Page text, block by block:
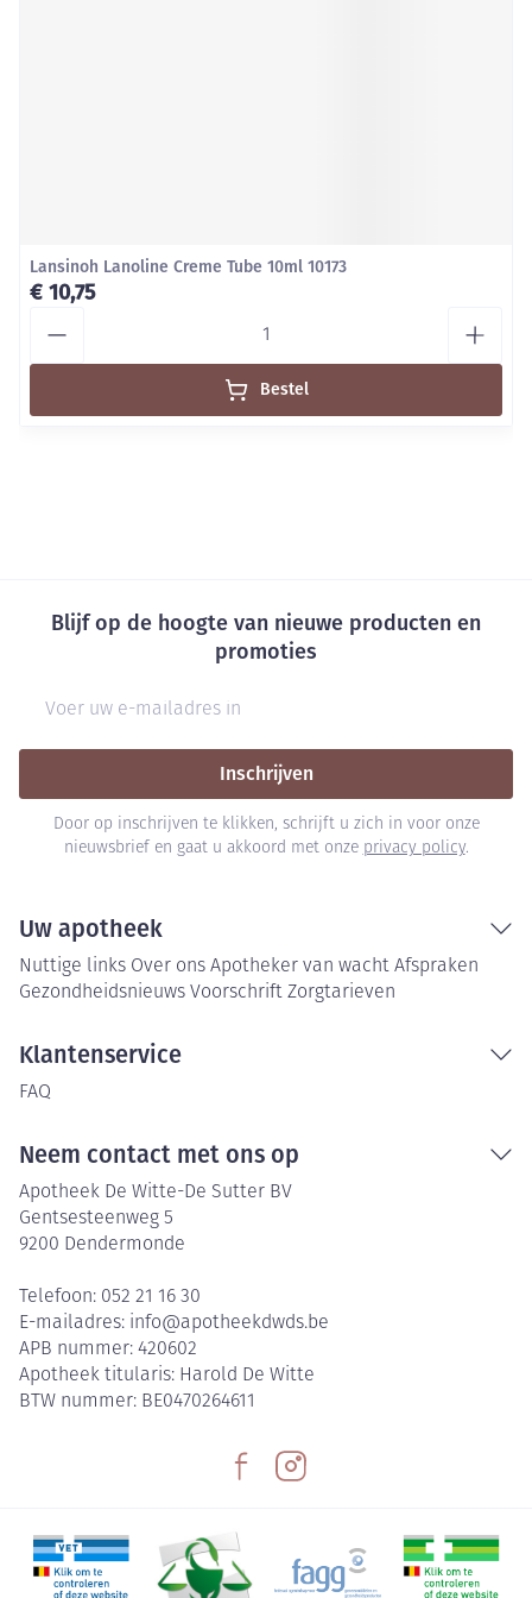
Lansinoh Lanoline Creme Tube 10ml 10173
€ 10,75
Bestel
Blijf op de hoogte van nieuwe producten en
promoties
Inschrijven
Door op inschrijven te klikken, schrijft u zich in voor onze
nieuwsbrief en gaat u akkoord met onze privacy policy.
Uw apotheek
Nuttige links Over ons Apotheker van wacht Afspraken
Gezondheidsnieuws Voorschrift Zorgtarieven
Klantenservice
FAQ
Neem contact met ons op
Apotheek De Witte-De Sutter BV
Gentsesteenweg 5
9200 Dendermonde
Telefoon: 052 21 16 30
E-mailadres: info@apotheekdwds.be
APB nummer: 420602
Apotheek titularis: Harold De Witte
BTW nummer: BE0470264611